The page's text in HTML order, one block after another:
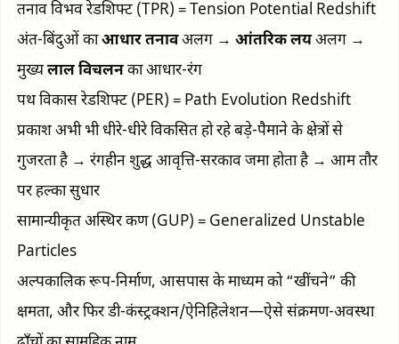
तनाव विभव रेडशिफ्ट (TPR) = Tension Potential Redshift
अंत-बिंदुओं काआधार तनावअलग → आंतरिक लयअलग →
मुख्यलाल विचलनका आधार-रंग
पथ विकास रेडशिफ्ट (PER) = Path Evolution Redshift
प्रकाश अभी भी धीरे-धीरे विकसित हो रहे बड़े-पैमाने के क्षेत्रों से
गुजरता है → रंगहीन शुद्ध आवृत्ति-सरकाव जमा होता है → आम तौर
पर हल्का सुधार
सामान्यीकृत अस्थिर कण (GUP) = Generalized Unstable
Particles
अल्पकालिक रूप-निर्माण, आसपास के माध्यम को “खींचने” की
क्षमता, और फिर डी-कंस्ट्रक्शन/ऐनिहिलेशन—ऐसे संक्रमण-अवस्था